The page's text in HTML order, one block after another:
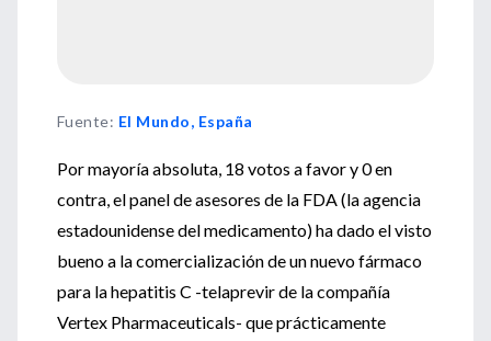
Fuente: El Mundo, España
Por mayoría absoluta, 18 votos a favor y 0 en
contra, el panel de asesores de la FDA (la agencia
estadounidense del medicamento) ha dado el visto
bueno a la comercialización de un nuevo fármaco
para la hepatitis C -telaprevir de la compañía
Vertex Pharmaceuticals- que prácticamente